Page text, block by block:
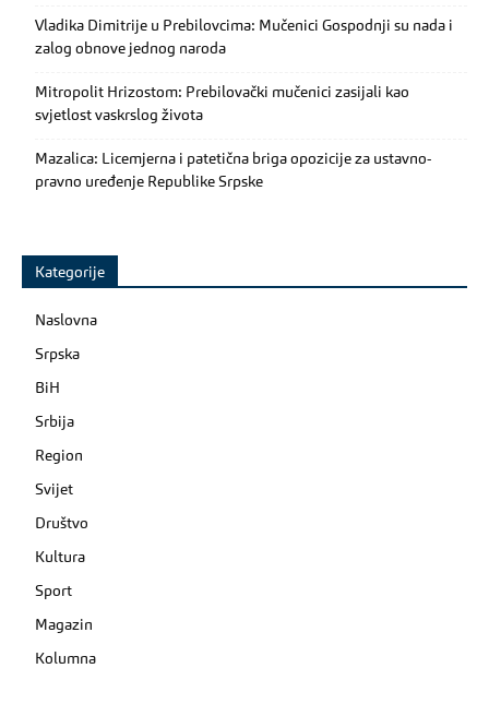
Vladika Dimitrije u Prebilovcima: Mučenici Gospodnji su nada i
zalog obnove jednog naroda
Mitropolit Hrizostom: Prebilovački mučenici zasijali kao
svjetlost vaskrslog života
Mazalica: Licemjerna i patetična briga opozicije za ustavno-
pravno uređenje Republike Srpske
Kategorije
Naslovna
Srpska
BiH
Srbija
Region
Svijet
Društvo
Kultura
Sport
Magazin
Kolumna